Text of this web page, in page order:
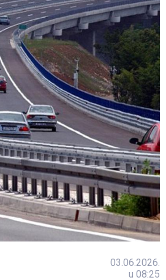
03.06.2026.
u 08:25